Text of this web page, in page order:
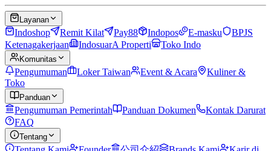
Layanan
Indoshop Remit Kilat Pay88 Indopos E-masku
BPJS
Ketenagakerjaan
IndosuarA Properti Toko Indo
Komunitas
Pengumuman Loker Taiwan Event & Acara
Kuliner &
Toko
Panduan
Pengumuman Pemerintah Panduan Dokumen
Kontak Darurat
FAQ
Tentang